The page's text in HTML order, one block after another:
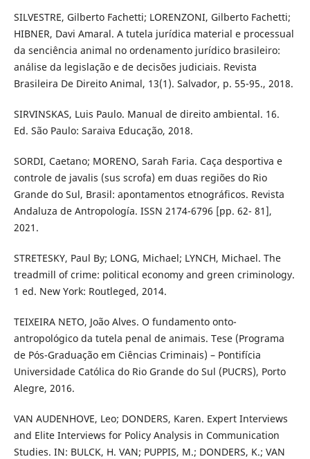
SILVESTRE, Gilberto Fachetti; LORENZONI, Gilberto Fachetti;
HIBNER, Davi Amaral. A tutela jurídica material e processual
da senciência animal no ordenamento jurídico brasileiro:
análise da legislação e de decisões judiciais. Revista
Brasileira De Direito Animal, 13(1). Salvador, p. 55-95., 2018.
SIRVINSKAS, Luis Paulo. Manual de direito ambiental. 16.
Ed. São Paulo: Saraiva Educação, 2018.
SORDI, Caetano; MORENO, Sarah Faria. Caça desportiva e
controle de javalis (sus scrofa) em duas regiões do Rio
Grande do Sul, Brasil: apontamentos etnográficos. Revista
Andaluza de Antropología. ISSN 2174-6796 [pp. 62- 81],
2021.
STRETESKY, Paul By; LONG, Michael; LYNCH, Michael. The
treadmill of crime: political economy and green criminology.
1 ed. New York: Routleged, 2014.
TEIXEIRA NETO, João Alves. O fundamento onto-
antropológico da tutela penal de animais. Tese (Programa
de Pós-Graduação em Ciências Criminais) – Pontifícia
Universidade Católica do Rio Grande do Sul (PUCRS), Porto
Alegre, 2016.
VAN AUDENHOVE, Leo; DONDERS, Karen. Expert Interviews
and Elite Interviews for Policy Analysis in Communication
Studies. IN: BULCK, H. VAN; PUPPIS, M.; DONDERS, K.; VAN